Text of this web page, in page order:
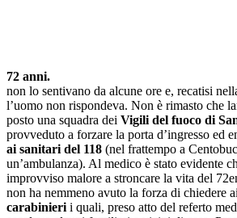
72 anni.
non lo sentivano da alcune ore e, recatisi
l’uomo non rispondeva. Non è rimasto che
posto una squadra dei Vigili del fuoco di
provveduto a forzare la porta d’ingresso ed
ai sanitari del 118 (nel frattempo a
un’ambulanza). Al medico è stato evidente
improvviso malore a stroncare la vita del
non ha nemmeno avuto la forza di chiedere
carabinieri i quali, preso atto del referto